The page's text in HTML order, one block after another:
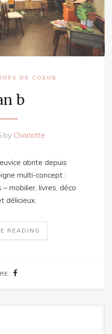
DE COEUR
b
by Charlotte
abrite depuis
multi-concept :
mobilier, livres, déco
délicieux.
READING